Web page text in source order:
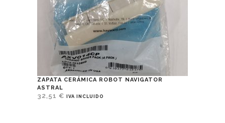
ZAPATA CERÁMICA ROBOT NAVIGATOR
ASTRAL
32,51 € IVA INCLUIDO